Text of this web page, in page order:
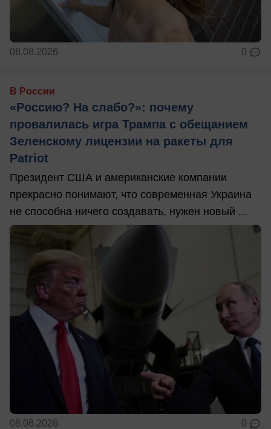
08.08.2026 0
В России
«Россию? На слабо?»: почему
провалилась игра Трампа с обещанием
Зеленскому лицензии на ракеты для
Patriot
Президент США и американские компании
прекрасно понимают, что современная Украина
не способна ничего создавать, нужен новый ...
08.08.2026 0